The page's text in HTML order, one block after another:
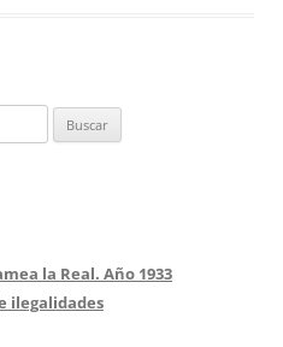
la Real. Año 1933
ilegalidades